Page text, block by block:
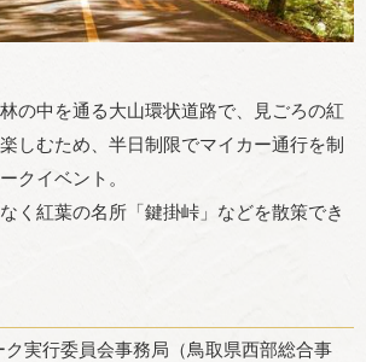
の中を通る大山環状道路で、見ごろの紅
しむため、半日制限でマイカー通行を制
クイベント。
く紅葉の名所「鍵掛峠」などを散策でき
実行委員会事務局（鳥取県西部総合事